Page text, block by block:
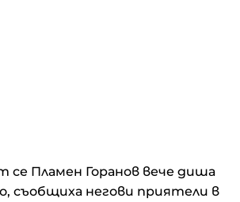
се Пламен Горанов вече диша
съобщиха негови приятели в